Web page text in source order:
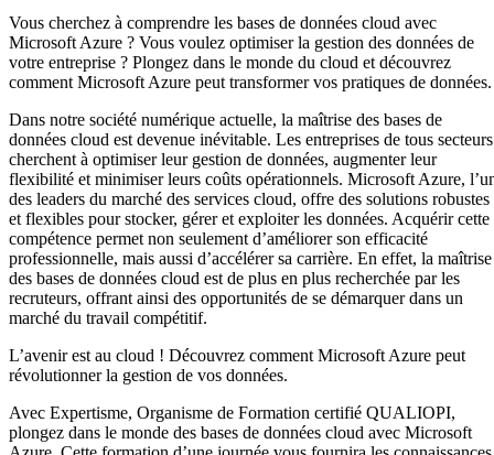
Vous cherchez à comprendre les bases de données cloud avec
Microsoft Azure ? Vous voulez optimiser la gestion des données de
votre entreprise ? Plongez dans le monde du cloud et découvrez
comment Microsoft Azure peut transformer vos pratiques de données.
Dans notre société numérique actuelle, la maîtrise des bases de
données cloud est devenue inévitable. Les entreprises de tous secteurs
cherchent à optimiser leur gestion de données, augmenter leur
flexibilité et minimiser leurs coûts opérationnels. Microsoft Azure,
des leaders du marché des services cloud, offre des solutions robustes
et flexibles pour stocker, gérer et exploiter les données. Acquérir cette
compétence permet non seulement d’améliorer son efficacité
professionnelle, mais aussi d’accélérer sa carrière. En effet, la maîtrise
des bases de données cloud est de plus en plus recherchée par les
recruteurs, offrant ainsi des opportunités de se démarquer dans un
marché du travail compétitif.
L’avenir est au cloud ! Découvrez comment Microsoft Azure peut
révolutionner la gestion de vos données.
Avec Expertisme, Organisme de Formation certifié QUALIOPI,
plongez dans le monde des bases de données cloud avec Microsoft